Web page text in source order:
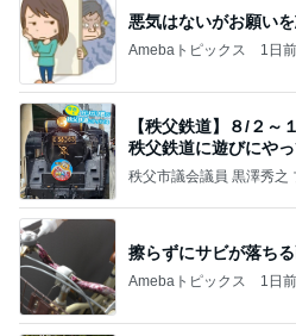
悪気はないがお願い
Amebaトピックス 1日前
【秩父鉄道】８/２
秩父鉄道に遊びにや
秩父市議会議員 黒澤秀之
擦らずにサビが落ち
Amebaトピックス 1日前